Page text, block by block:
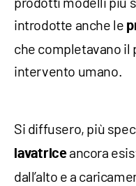
introdotte anche le
che completavano il
intervento umano.
Si diffusero, più
lavatrice ancora
dall’alto e a